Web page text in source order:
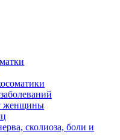
женщины
сколиоза, боли и